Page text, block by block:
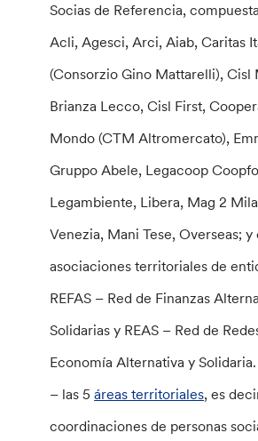
Socias de Referencia,
Acli, Agesci, Arci, Aiab, Caritas
(Consorzio Gino Mattarelli), Cisl
Brianza Lecco, Cisl First,
Mondo (CTM Altromercato),
Gruppo Abele, Legacoop
Legambiente, Libera, Mag 2
Venezia, Mani Tese, Overseas; y
asociaciones territoriales de
REFAS – Red de Finanzas
Solidarias y REAS – Red de
Economía Alternativa y Solidaria.
– las 5áreas territoriales, es
coordinaciones de personas